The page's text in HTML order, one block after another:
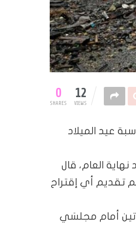
0
SHARES 12
VIEWS
عيد الميلاد
العام، قال
تقديم أي إقتراح
أمام مجلسَي